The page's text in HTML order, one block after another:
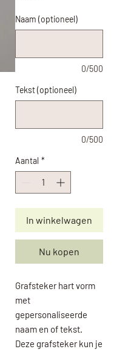
Naam (optioneel)
0/500
Tekst (optioneel)
0/500
Aantal *
In winkelwagen
Nu kopen
Grafsteker hart vorm
met
gepersonaliseerde
naam en of tekst.
Deze grafsteker kun je